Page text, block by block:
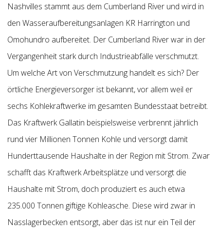
Nashvilles stammt aus dem Cumberland River und wird in
den Wasseraufbereitungsanlagen KR Harrington und
Omohundro aufbereitet. Der Cumberland River war in der
Vergangenheit stark durch Industrieabfälle verschmutzt.
Um welche Art von Verschmutzung handelt es sich? Der
örtliche Energieversorger ist bekannt, vor allem weil er
sechs Kohlekraftwerke im gesamten Bundesstaat betreibt.
Das Kraftwerk Gallatin beispielsweise verbrennt jährlich
rund vier Millionen Tonnen Kohle und versorgt damit
Hunderttausende Haushalte in der Region mit Strom. Zwar
schafft das Kraftwerk Arbeitsplätze und versorgt die
Haushalte mit Strom, doch produziert es auch etwa
235.000 Tonnen giftige Kohleasche. Diese wird zwar in
Nasslagerbecken entsorgt, aber das ist nur ein Teil der